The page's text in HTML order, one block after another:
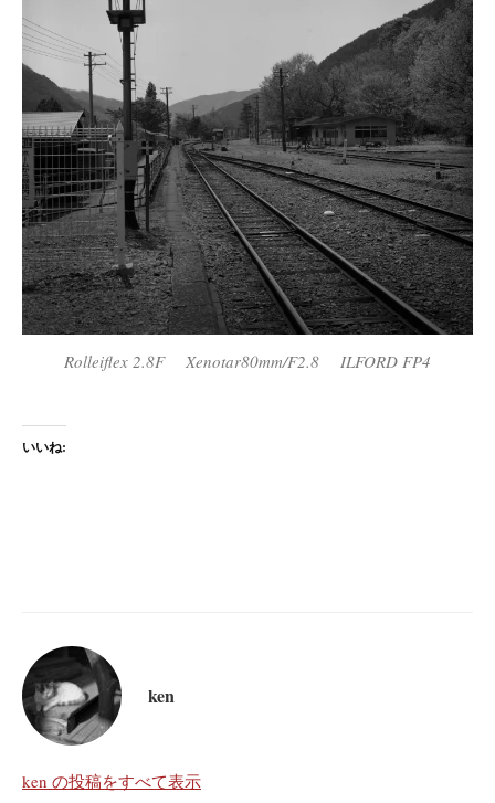
Rolleiflex 2.8F Xenotar80mm/F2.8 ILFORD FP4
いいね:
ken
ken の投稿をすべて表示